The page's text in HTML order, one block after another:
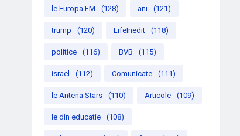
le Europa FM (128) ani (121)
trump (120) LifeInedit (118)
politice (116) BVB (115)
israel (112) Comunicate (111)
le Antena Stars (110) Articole (109)
le din educatie (108)